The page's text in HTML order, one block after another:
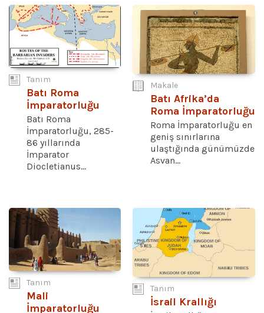
Tanım
Batı Roma
İmparatorluğu
Batı Roma
İmparatorluğu, 285-
86 yıllarında
İmparator
Diocletianus...
Makale
Batı Afrika’da
Roma İmparatorluğu
Roma İmparatorluğu en
geniş sınırlarına
ulaştığında günümüzde
Asvan...
Tanım
Mali
İmparatorluğu
Tanım
İsrail Krallığı